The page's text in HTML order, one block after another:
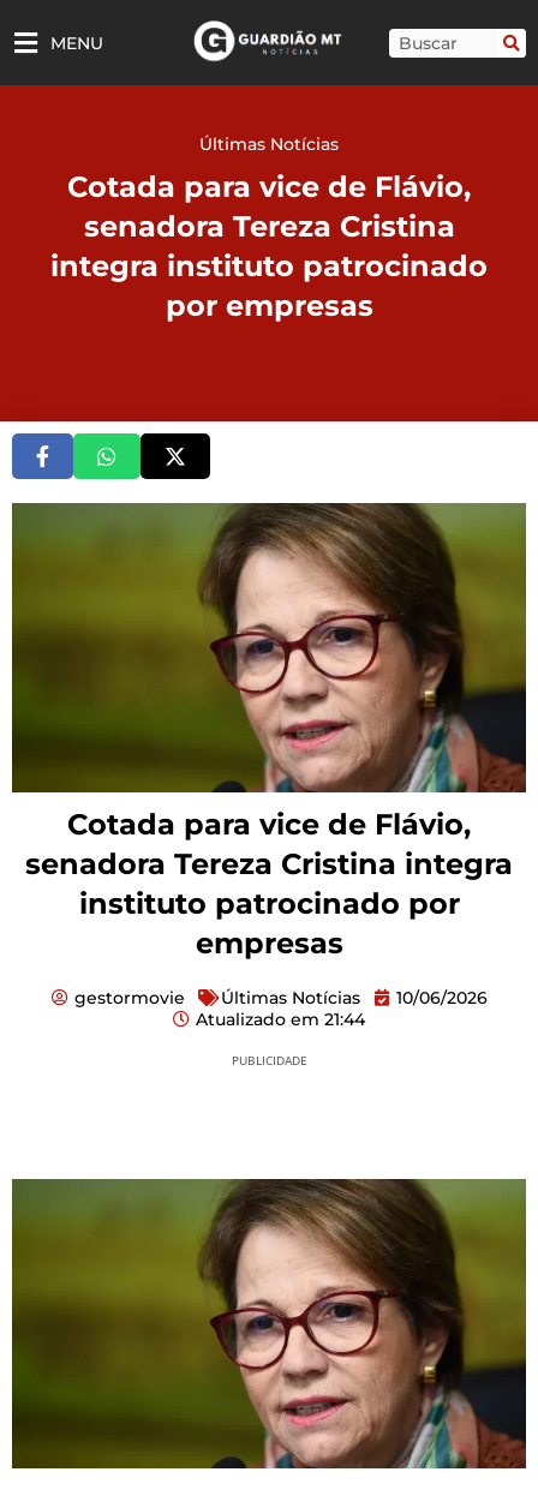
para
MENU Pesquisar
Últimas Notícias
Cotada para vice de Flávio,
senadora Tereza Cristina
integra instituto patrocinado
por empresas
Cotada para vice de Flávio,
senadora Tereza Cristina integra
instituto patrocinado por
empresas
gestormovie Últimas Notícias
10/06/2026
Atualizado em 21:44
PUBLICIDADE